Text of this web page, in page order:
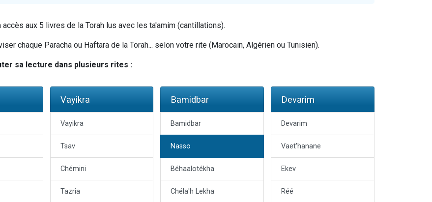
aux 5 livres de la Torah lus avec les ta'amim (cantillations).
chaque Paracha ou Haftara de la Torah... selon votre rite (Marocain, Algérien ou Tunisien).
sa lecture dans plusieurs rites :
Vayikra
Vayikra
Tsav
Chémini
Tazria
Bamidbar
Bamidbar
Nasso
Béhaalotékha
Chéla'h Lekha
Devarim
Devarim
Vaet'hanane
Ekev
Réé